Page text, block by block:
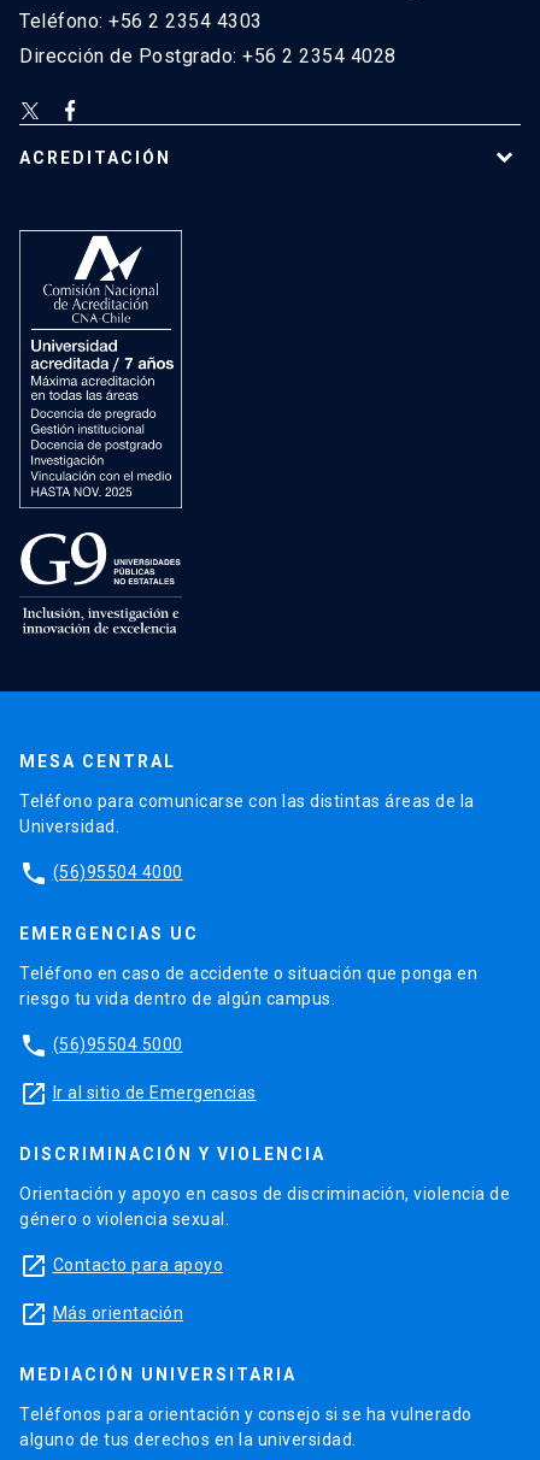
Teléfono: +56 2 2354 4303
Dirección de Postgrado: +56 2 2354 4028
ACREDITACIÓN
MESA CENTRAL
Teléfono para comunicarse con las distintas áreas de la
Universidad.
phone (56)95504 4000
EMERGENCIAS UC
Teléfono en caso de accidente o situación que ponga en
riesgo tu vida dentro de algún campus.
phone (56)95504 5000
launch Ir al sitio de Emergencias
DISCRIMINACIÓN Y VIOLENCIA
Orientación y apoyo en casos de discriminación, violencia de
género o violencia sexual.
launch Contacto para apoyo
launch Más orientación
MEDIACIÓN UNIVERSITARIA
Teléfonos para orientación y consejo si se ha vulnerado
alguno de tus derechos en la universidad.